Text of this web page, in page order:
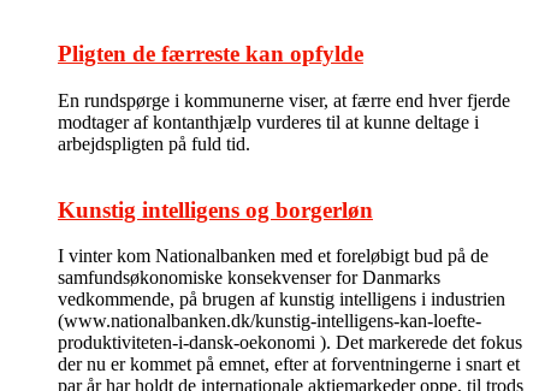
Pligten de færreste kan opfylde
En rundspørge i kommunerne viser, at færre end hver fjerde
modtager af kontanthjælp vurderes til at kunne deltage i
arbejdspligten på fuld tid.
Kunstig intelligens og borgerløn
I vinter kom Nationalbanken med et foreløbigt bud på de
samfundsøkonomiske konsekvenser for Danmarks
vedkommende, på brugen af kunstig intelligens i industrien
(www.nationalbanken.dk/kunstig-intelligens-kan-loefte-
produktiviteten-i-dansk-oekonomi ). Det markerede det fokus
der nu er kommet på emnet, efter at forventningerne i snart et
par år har holdt de internationale aktiemarkeder oppe, til trods